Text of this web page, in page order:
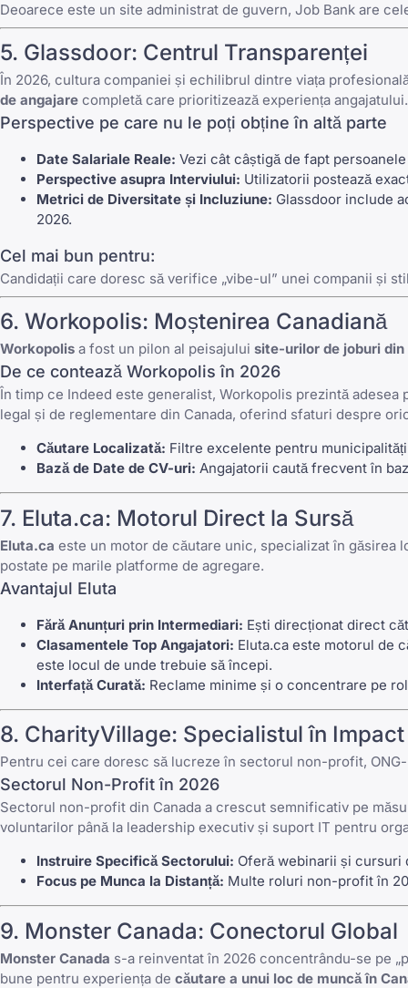
Deoarece este un site administrat de guvern, Job Bank are
5. Glassdoor: Centrul Transparenței
În 2026, cultura companiei și echilibrul dintre viața
de angajare completă care prioritizează experiența angajatului.
Perspective pe care nu le poți obține în altă parte
Date Salariale Reale: Vezi cât câștigă de fapt
Perspective asupra Interviului: Utilizatorii postează
Metrici de Diversitate și Incluziune: Glassdoor include
2026.
Cel mai bun pentru:
Candidații care doresc să verifice „vibe-ul” unei companii și
6. Workopolis: Moștenirea Canadiană
Workopolis a fost un pilon al peisajului site-urilor de joburi din
De ce contează Workopolis în 2026
În timp ce Indeed este generalist, Workopolis prezintă adesea
legal și de reglementare din Canada, oferind sfaturi despre
Căutare Localizată: Filtre excelente pentru
Bază de Date de CV-uri: Angajatorii caută frecvent în
7. Eluta.ca: Motorul Direct la Sursă
Eluta.ca este un motor de căutare unic, specializat în găsirea
postate pe marile platforme de agregare.
Avantajul Eluta
Fără Anunțuri prin Intermediari: Ești direcționat direct
Clasamentele Top Angajatori: Eluta.ca este motorul de
este locul de unde trebuie să începi.
Interfață Curată: Reclame minime și o concentrare pe
8. CharityVillage: Specialistul în
Pentru cei care doresc să lucreze în sectorul non-profit,
Sectorul Non-Profit în 2026
Sectorul non-profit din Canada a crescut semnificativ pe
voluntarilor până la leadership executiv și suport IT pentru
Instruire Specifică Sectorului: Oferă webinarii și cursuri
Focus pe Munca la Distanță: Multe roluri non-profit în
9. Monster Canada: Conectorul Global
Monster Canada s-a reinventat în 2026 concentrându-se pe
bune pentru experiența de căutare a unui loc de muncă în